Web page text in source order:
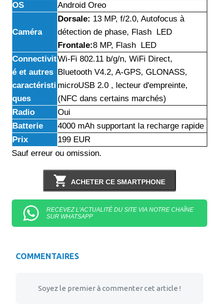
OS
Android Oreo
Caméra
Dorsale: 13 MP, f/2.0, Autofocus à
détection de phase, Flash LED
Frontale:8 MP, Flash LED
Connectivit
é et autres
caractéristi
ques
Wi-Fi 802.11 b/g/n, WiFi Direct,
Bluetooth V4.2, A-GPS, GLONASS,
microUSB 2.0 , lecteur d'empreinte,
(NFC dans certains marchés)
Radio
Oui
Batterie
4000 mAh supportant la recharge rapide
Prix
199 EUR
Sauf erreur ou omission.
ACHETER CE SMARTPHONE
RECEVEZ L'ACTUALITÉ DU SITE VIA NOTRE CHAÎNE
SUR WHATSAPP
COMMENTAIRES
Soyez le premier à commenter cet article !